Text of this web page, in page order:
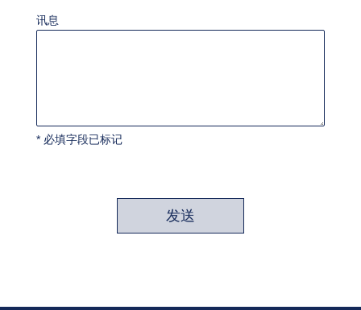
讯息
* 必填字段已标记
发送